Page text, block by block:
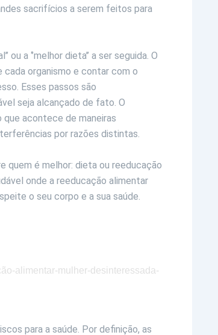
sacrifícios a serem feitos para
ou a ‘’melhor dieta’’ a ser seguida. O
organismo e contar com o
Esses passos são
seja alcançado de fato. O
que acontece de maneiras
por razões distintas.
quem é melhor: dieta ou reeducação
onde a reeducação alimentar
o seu corpo e a sua saúde.
para a saúde. Por definição, as